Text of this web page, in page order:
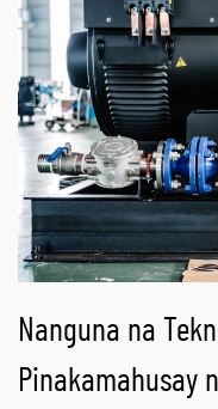
Nanguna na
Pinakamahusay